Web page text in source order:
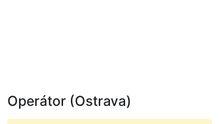
Operátor (Ostrava)